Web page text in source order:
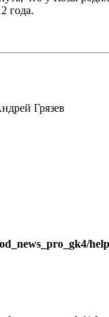
года.
Грязев